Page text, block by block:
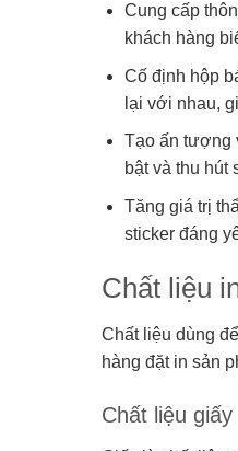
Cung cấp
khách hàng
Cố định hộp
lại với nhau,
Tạo ấn tượng
bật và thu hút
Tăng giá trị
sticker đáng
Chất liệu
Chất liệu dùng
hàng đặt in sản
Chất liệu giấy